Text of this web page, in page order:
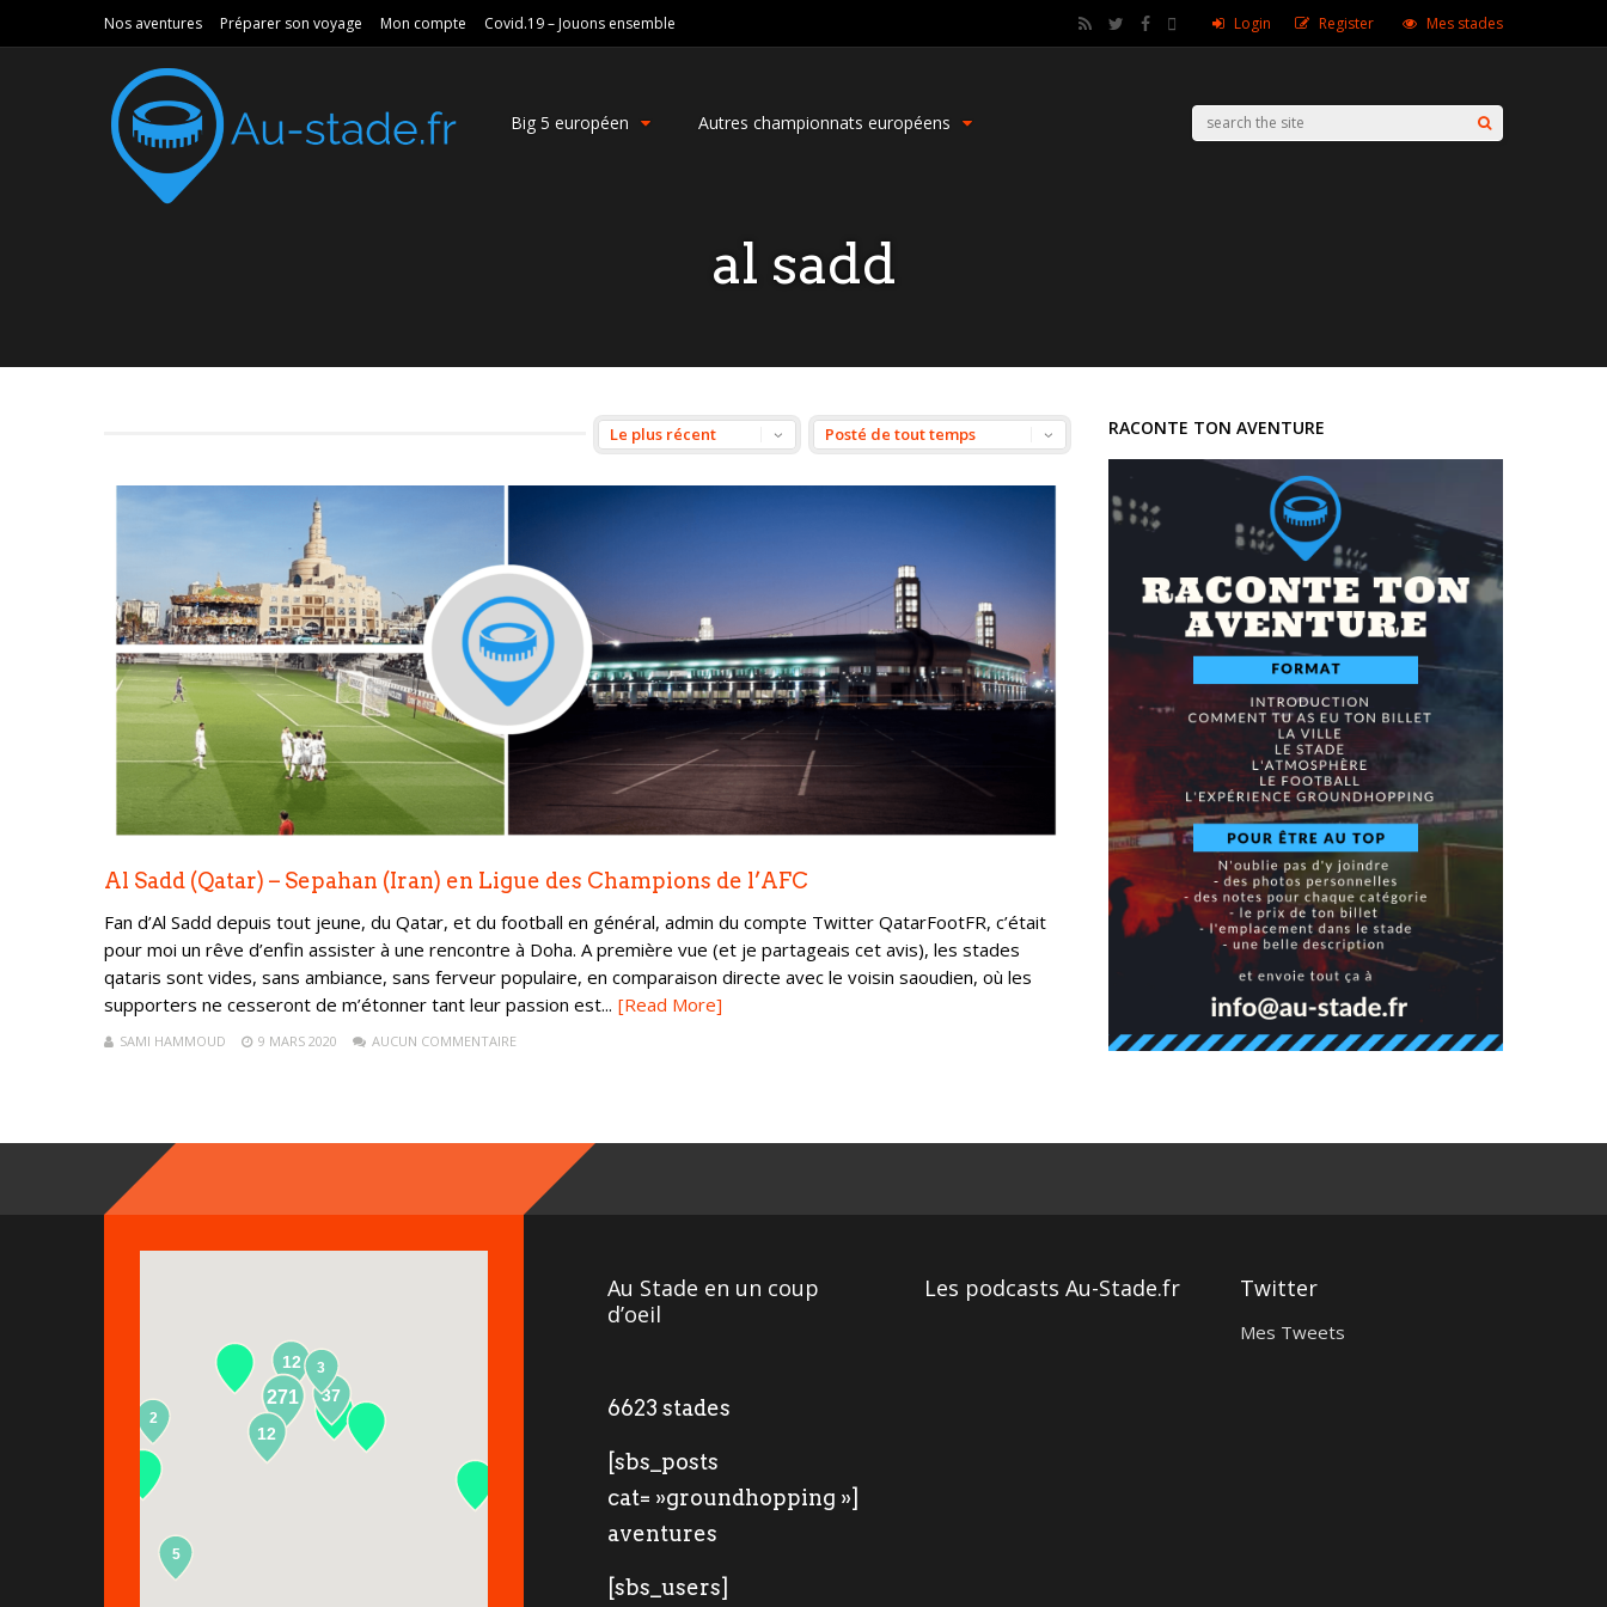
Nos aventures Préparer son voyage Mon compte Covid.19 – Jouons ensemble Login Register Mes stades
Big 5 européen Autres championnats européens
al sadd
Al Sadd (Qatar) – Sepahan (Iran) en Ligue des Champions de l’AFC
Fan d’Al Sadd depuis tout jeune, du Qatar, et du football en général, admin du compte Twitter QatarFootFR, c’était
pour moi un rêve d’enfin assister à une rencontre à Doha. A première vue (et je partageais cet avis), les stades
qataris sont vides, sans ambiance, sans ferveur populaire, en comparaison directe avec le voisin saoudien, où les
supporters ne cesseront de m’étonner tant leur passion est... [Read More]
SAMI HAMMOUD 9 MARS 2020 AUCUN COMMENTAIRE
RACONTE TON AVENTURE
12
271 37
2
5
12
3
Au Stade en un coup
d’oeil
6623 stades
[sbs_posts
cat= »groundhopping »]
aventures
[sbs_users]
Les podcasts Au-Stade.fr Twitter
Mes Tweets